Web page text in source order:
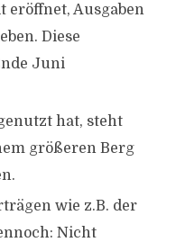
eröffnet, Ausgaben
Diese
Juni
hat, steht
größeren Berg
wie z.B. der
Nicht